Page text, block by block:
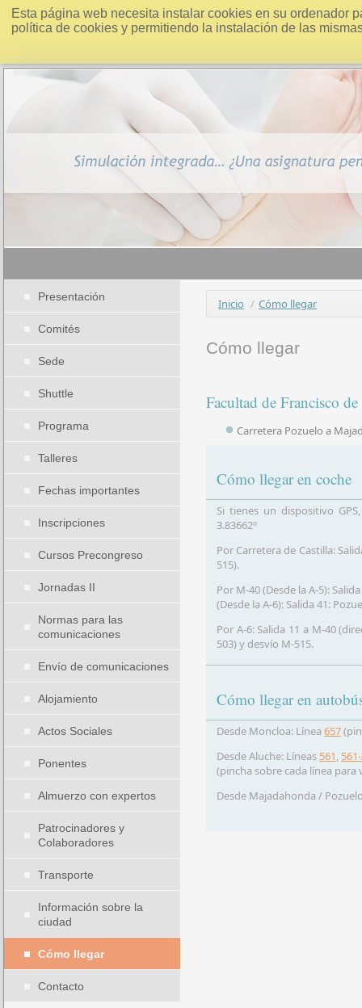
Esta página web necesita instalar cookies en su ordenador
política de cookies y permitiendo la instalación de las
Presentación
Comités
Sede
Shuttle
Programa
Talleres
Fechas importantes
Inscripciones
Cursos Precongreso
Jornadas II
Normas para las
comunicaciones
Envío de comunicaciones
Alojamiento
Actos Sociales
Ponentes
Almuerzo con expertos
Patrocinadores y
Colaboradores
Transporte
Información sobre la
ciudad
Cómo llegar
Contacto
Inicio / Cómo llegar
Cómo llegar
Facultad de Francisco
Carretera Pozuelo a
Cómo llegar en coche
Si tienes un dispositivo
3.83662º
Por Carretera de Castilla:
515).
Por M-40 (Desde la A-5):
(Desde la A-6): Salida 41:
Por A-6: Salida 11 a M-40
503) y desvío M-515.
Cómo llegar en
Desde Moncloa: Línea 657
Desde Aluche: Líneas 561,
(pincha sobre cada línea para
Desde Majadahonda /